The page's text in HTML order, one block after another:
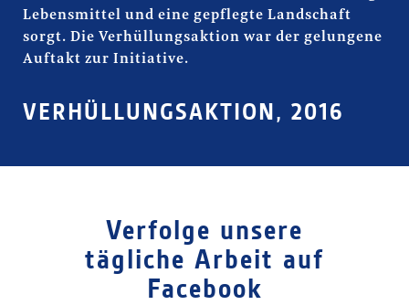
VERHÜLLUNGSAKTION, 2016
Lebensmittel und eine gepflegte Landschaft
sorgt. Die Verhüllungsaktion war der gelungene
Auftakt zur Initiative.
Verfolge unsere
tägliche Arbeit auf
Facebook